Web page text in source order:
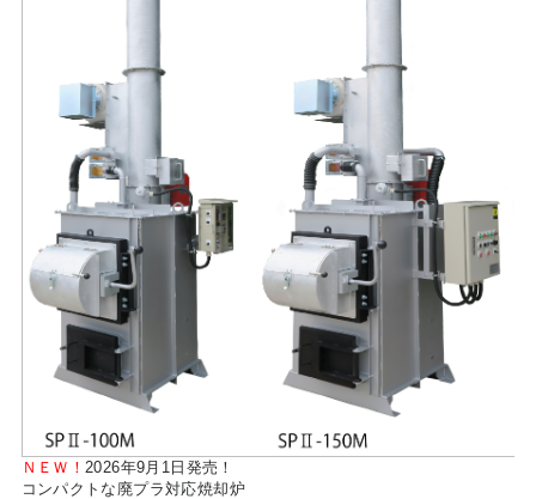
ＮＥＷ！ 2026年9月1日発売！
コンパクトな廃プラ対応焼却炉